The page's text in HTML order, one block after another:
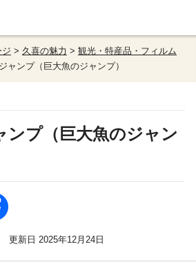
ジ > 久喜の魅力 > 観光・特産品・フィルム
ャンプ（巨大魚のジャンプ）
ンプ（巨大魚のジャン
更新日 2025年12月24日